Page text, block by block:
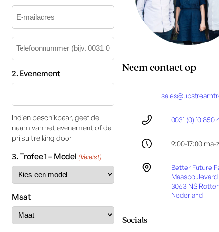
mail
-
contactpersoon
2. Evenement
Indien beschikbaar, geef de
naam van het evenement of de
prijsuitreiking door
3. Trofee 1 – Model (Vereist)
Maat
Neem contact op
0031 (0) 10 850
9:00-17:00 ma-
Better Future
Maasboulevard
3063 NS
Nederland
Socials